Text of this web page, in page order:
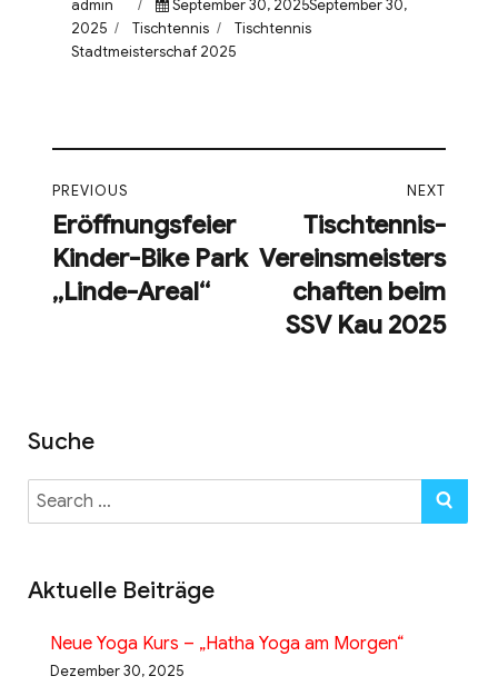
Author
admin
Posted
on
September 30, 2025September 30,
2025
Categories
Tischtennis Tags
Tischtennis
Stadtmeisterschaf 2025
PREVIOUS
Previous
post:
Eröffnungsfeier
Kinder-Bike Park
„Linde-Areal“
NEXT
post:
Tischtennis-
Vereinsmeisters
chaften beim
SSV Kau 2025
Suche
Search
for:
Aktuelle Beiträge
Neue Yoga Kurs – „Hatha Yoga am Morgen“
Dezember 30, 2025